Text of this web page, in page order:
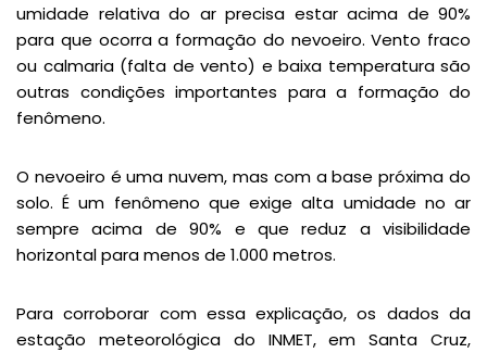
umidade relativa do ar precisa estar acima de 90%
para que ocorra a formação do nevoeiro. Vento fraco
ou calmaria (falta de vento) e baixa temperatura são
outras condições importantes para a formação do
fenômeno.
O nevoeiro é uma nuvem, mas com a base próxima do
solo. É um fenômeno que exige alta umidade no ar
sempre acima de 90% e que reduz a visibilidade
horizontal para menos de 1.000 metros.
Para corroborar com essa explicação, os dados da
estação meteorológica do INMET, em Santa Cruz,